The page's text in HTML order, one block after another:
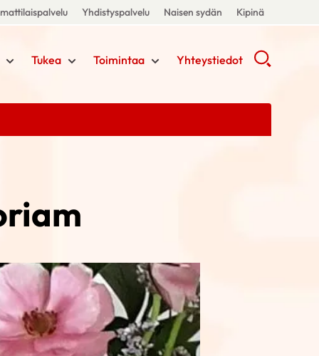
Yhdistyspalvelu Naisen sydän Kipinä
Tukea Toimintaa Yhteystiedot